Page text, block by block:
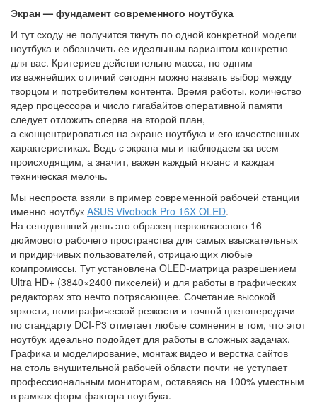
Экран — фундамент современного ноутбука
И тут сходу не получится ткнуть по одной конкретной модели
ноутбука и обозначить ее идеальным вариантом конкретно
для вас. Критериев действительно масса, но одним
из важнейших отличий сегодня можно назвать выбор между
творцом и потребителем контента. Время работы, количество
ядер процессора и число гигабайтов оперативной памяти
следует отложить сперва на второй план,
а сконцентрироваться на экране ноутбука и его качественных
характеристиках. Ведь с экрана мы и наблюдаем за всем
происходящим, а значит, важен каждый нюанс и каждая
техническая мелочь.
Мы неспроста взяли в пример современной рабочей станции
именно ноутбук ASUS Vivobook Pro 16X OLED.
На сегодняшний день это образец первоклассного 16-
дюймового рабочего пространства для самых взыскательных
и придирчивых пользователей, отрицающих любые
компромиссы. Тут установлена OLED-матрица разрешением
Ultra HD+ (3840×2400 пикселей) и для работы в графических
редакторах это нечто потрясающее. Сочетание высокой
яркости, полиграфической резкости и точной цветопередачи
по стандарту DCI-P3 отметает любые сомнения в том, что этот
ноутбук идеально подойдет для работы в сложных задачах.
Графика и моделирование, монтаж видео и верстка сайтов
на столь внушительной рабочей области почти не уступает
профессиональным мониторам, оставаясь на 100% уместным
в рамках форм-фактора ноутбука.